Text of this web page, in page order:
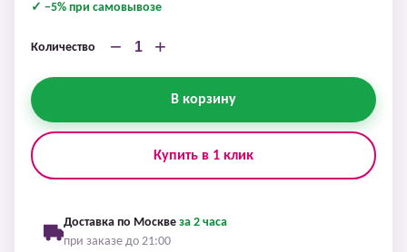
✓ −5% при самовывозе
Количество − +
В корзину
Купить в 1 клик
Доставка по Москве за 2 часа
при заказе до 21:00